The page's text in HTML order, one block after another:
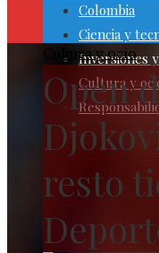
Colombia
Ciencia y
Inversiones
Cultura y
Cultura y ocio
Open
resto